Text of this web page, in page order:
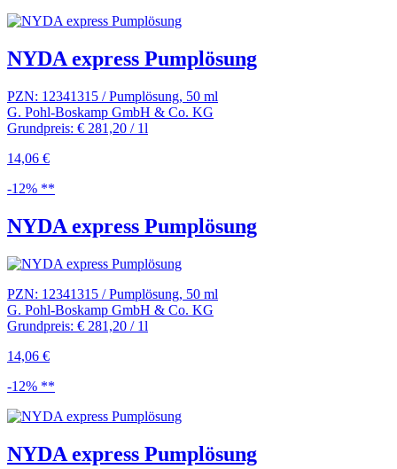
NYDA express Pumplösung
PZN: 12341315 / Pumplösung, 50 ml
G. Pohl-Boskamp GmbH & Co. KG
Grundpreis: € 281,20 / 1l
14,06 €
-12% **
NYDA express Pumplösung
PZN: 12341315 / Pumplösung, 50 ml
G. Pohl-Boskamp GmbH & Co. KG
Grundpreis: € 281,20 / 1l
14,06 €
-12% **
NYDA express Pumplösung